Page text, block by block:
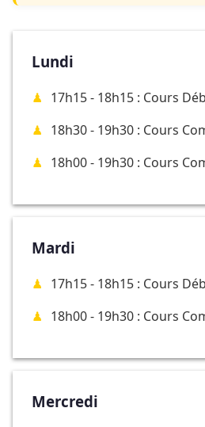
Lundi
17h15 - 18h15 : Cours
18h30 - 19h30 : Cours
18h00 - 19h30 : Cours
Mardi
17h15 - 18h15 : Cours
18h00 - 19h30 : Cours
Mercredi